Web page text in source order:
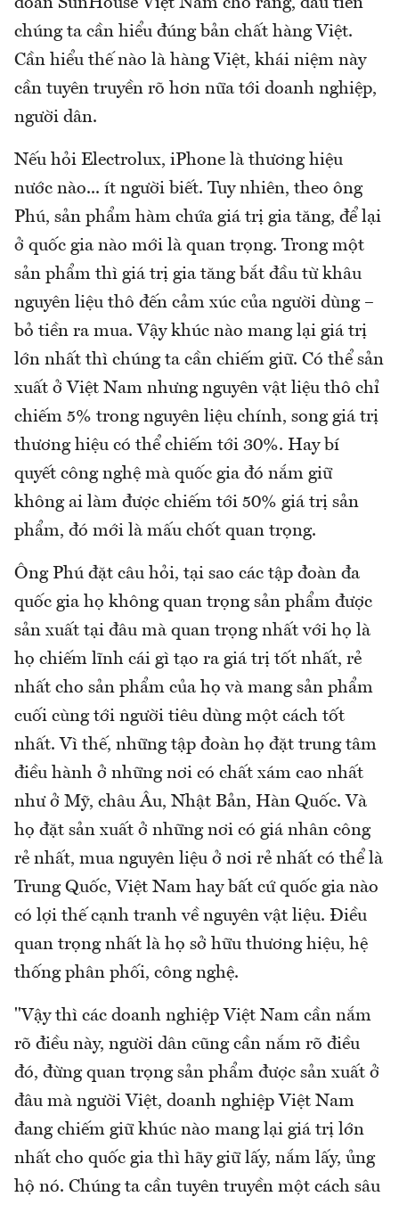
chúng ta cần hiểu đúng bản chất hàng Việt.
Cần hiểu thế nào là hàng Việt, khái niệm này
cần tuyên truyền rõ hơn nữa tới doanh nghiệp,
người dân.
Nếu hỏi Electrolux, iPhone là thương hiệu
nước nào... ít người biết. Tuy nhiên, theo ông
Phú, sản phẩm hàm chứa giá trị gia tăng, để lại
ở quốc gia nào mới là quan trọng. Trong một
sản phẩm thì giá trị gia tăng bắt đầu từ khâu
nguyên liệu thô đến cảm xúc của người dùng –
bỏ tiền ra mua. Vậy khúc nào mang lại giá trị
lớn nhất thì chúng ta cần chiếm giữ. Có thể sản
xuất ở Việt Nam nhưng nguyên vật liệu thô chỉ
chiếm 5% trong nguyên liệu chính, song giá trị
thương hiệu có thể chiếm tới 30%. Hay bí
quyết công nghệ mà quốc gia đó nắm giữ
không ai làm được chiếm tới 50% giá trị sản
phẩm, đó mới là mấu chốt quan trọng.
Ông Phú đặt câu hỏi, tại sao các tập đoàn đa
quốc gia họ không quan trọng sản phẩm được
sản xuất tại đâu mà quan trọng nhất với họ là
họ chiếm lĩnh cái gì tạo ra giá trị tốt nhất, rẻ
nhất cho sản phẩm của họ và mang sản phẩm
cuối cùng tới người tiêu dùng một cách tốt
nhất. Vì thế, những tập đoàn họ đặt trung tâm
điều hành ở những nơi có chất xám cao nhất
như ở Mỹ, châu Âu, Nhật Bản, Hàn Quốc. Và
họ đặt sản xuất ở những nơi có giá nhân công
rẻ nhất, mua nguyên liệu ở nơi rẻ nhất có thể là
Trung Quốc, Việt Nam hay bất cứ quốc gia nào
có lợi thế cạnh tranh về nguyên vật liệu. Điều
quan trọng nhất là họ sở hữu thương hiệu, hệ
thống phân phối, công nghệ.
"Vậy thì các doanh nghiệp Việt Nam cần nắm
rõ điều này, người dân cũng cần nắm rõ điều
đó, đừng quan trọng sản phẩm được sản xuất ở
đâu mà người Việt, doanh nghiệp Việt Nam
đang chiếm giữ khúc nào mang lại giá trị lớn
nhất cho quốc gia thì hãy giữ lấy, nắm lấy, ủng
hộ nó. Chúng ta cần tuyên truyền một cách sâu